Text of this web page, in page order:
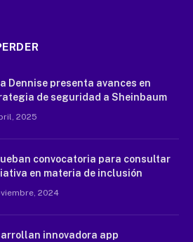
Dennise presenta avances en
de seguridad a Sheinbaum
2025
convocatoria para consultar
en materia de inclusión
2024
innovadora app